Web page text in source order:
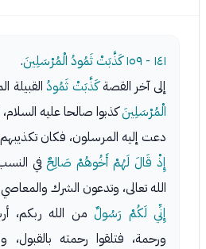
١٤١ - ١٥٩ كَذَّبَتْ ثَمُودُ الْمُرْسَلِينَ.
إلى آخر القصةكَذَّبَتْ ثَمُودُالقبيلة
الْمُرْسَلِينَكذبوا صالحا عليه
دعت إليه المرسلون، فكان
إِذْ قَالَ لَهُمْ أَخُوهُمْ صَالِحٌفي
الله تعالى، وتدعون الشرك
إِنِّي لَكُمْ رَسُولٌمن الله ربكم،
ورحمة، فتلقوا رحمته بالقبول،